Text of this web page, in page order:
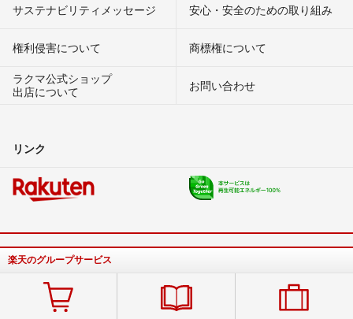
サステナビリティメッセージ 安心・安全のための取り組み
権利侵害について
商標権について
ラクマ公式ショップ
出店について
お問い合わせ
リンク
楽天のグループサービス